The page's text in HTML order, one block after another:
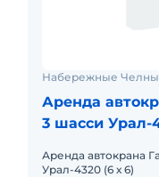
Набережные Челны
Аренда
3 шасси Урал-
Аренда автокрана
Урал-4320 (6 х 6)